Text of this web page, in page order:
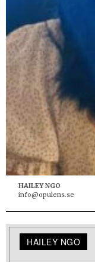
HAILEY NGO
info@opulens.se
HAILEY NGO